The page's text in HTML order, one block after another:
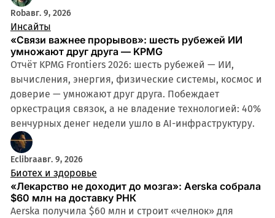
Robавг. 9, 2026
Инсайты
«Связи важнее прорывов»: шесть рубежей ИИ
умножают друг друга — KPMG
Отчёт KPMG Frontiers 2026: шесть рубежей — ИИ,
вычисления, энергия, физические системы, космос и
доверие — умножают друг друга. Побеждает
оркестрация связок, а не владение технологией: 40%
венчурных денег недели ушло в AI-инфраструктуру.
Eclibraавг. 9, 2026
Биотех и здоровье
«Лекарство не доходит до мозга»: Aerska собрала
$60 млн на доставку РНК
Aerska получила $60 млн и строит «челнок» для